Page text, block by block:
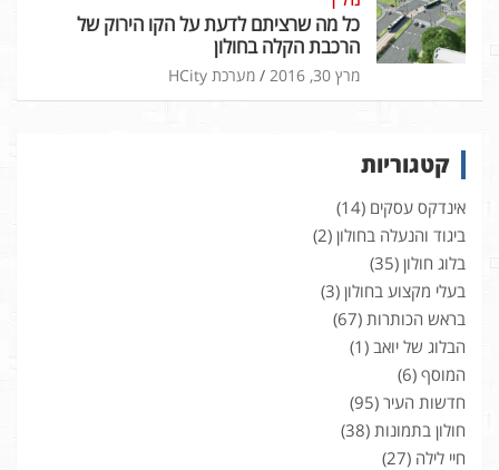
כל מה שרציתם לדעת על הקו הירוק של
הרכבת הקלה בחולון
מרץ 30, 2016 מערכת HCity
קטגוריות
אינדקס עסקים (14)
ביגוד והנעלה בחולון (2)
בלוג חולון (35)
בעלי מקצוע בחולון (3)
בראש הכותרות (67)
הבלוג של יואב (1)
המוסף (6)
חדשות העיר (95)
חולון בתמונות (38)
חיי לילה (27)